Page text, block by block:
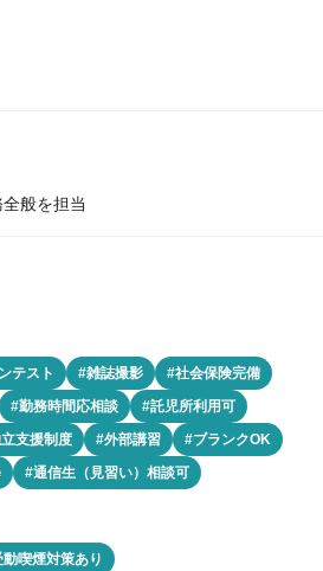
般を担当
テスト #雑誌撮影
#社会保険完備
#勤務時間応相談
#託児所利用可
支援制度 #外部講習
#ブランクOK
#通信生（見習い）相談可
動喫煙対策あり